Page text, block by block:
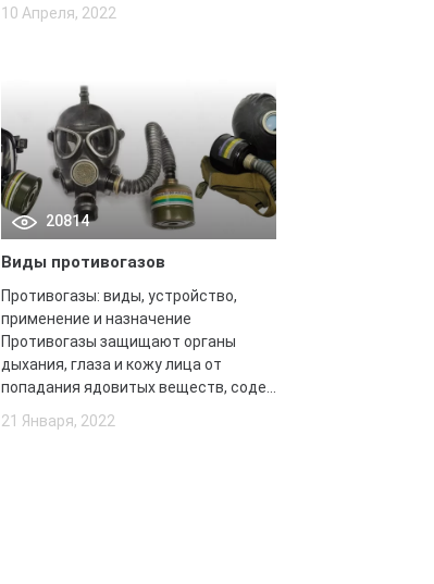
10 Апреля, 2022
20814
Виды противогазов
Противогазы: виды, устройство,
применение и назначение
Противогазы защищают органы
дыхания, глаза и кожу лица от
попадания ядовитых веществ, соде...
21 Января, 2022